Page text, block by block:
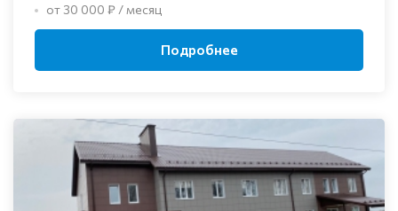
от 30 000 ₽ / месяц
Подробнее